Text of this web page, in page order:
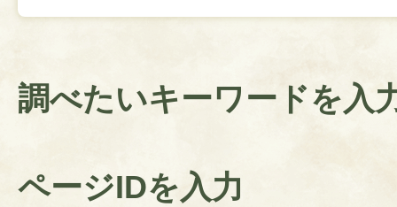
調べたいキーワードを入
ページIDを入力